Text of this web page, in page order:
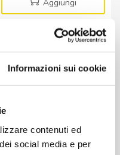
Informazioni sui cookie
contenuti ed
social media e per
2
,
250V
Astra
quantità
Aggiungi
MATERIALE ELETTRICO
Frutto Presa USB singola
5V 2,1A – Serie Astra